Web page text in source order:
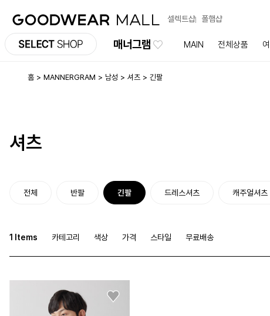
셀렉트샵 폴햄샵
매너그램 MAIN 전체상품
홈 MANNERGRAM 남성 셔츠 긴팔
셔츠
전체 반팔 긴팔 드레스셔츠 캐주얼셔츠
1 Items 카테고리 색상 가격 스타일 무료배송